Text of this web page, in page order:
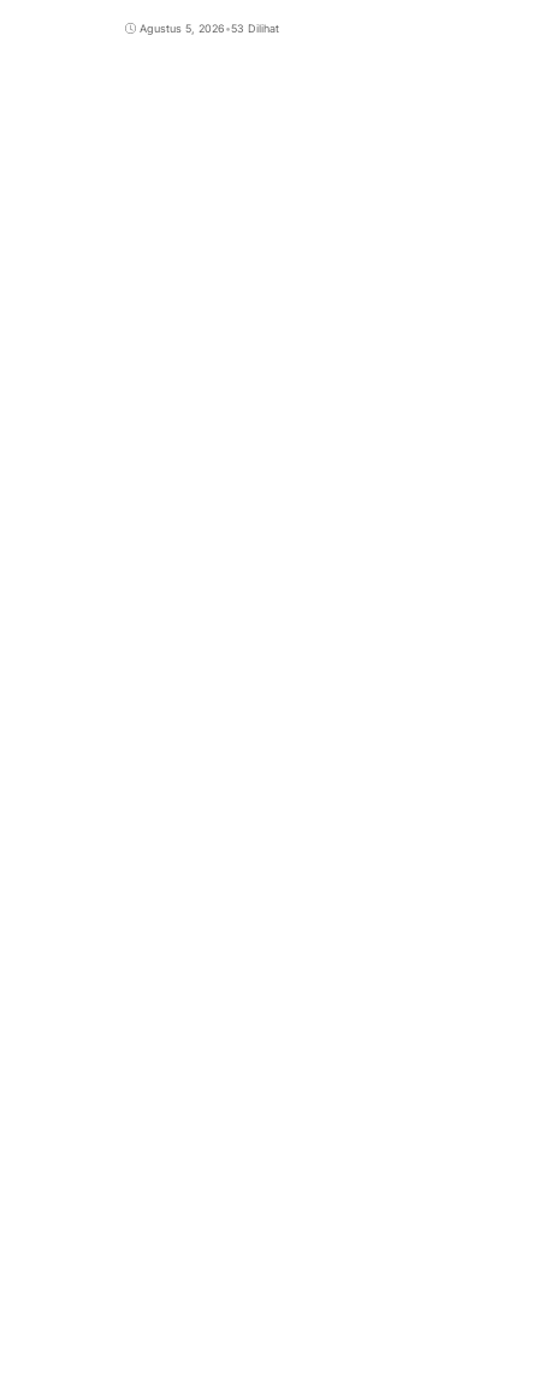
Agustus 5, 2026•53 Dilihat